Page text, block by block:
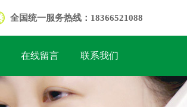
全国统一服务热线：18366521088
在线留言 联系我们